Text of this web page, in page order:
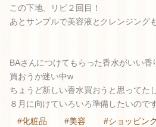
この下地、リピ２回目！
あとサンプルで美容液とクレンジング
BAさんにつけてもらった香水がいい
買おうか迷い中w
ちょうど新しい香水買おうと思ってた
８月に向けていろいろ準備したいので
#化粧品
#美容 #ショッピン